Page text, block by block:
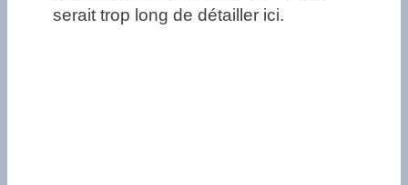
serait trop long de détailler ici.